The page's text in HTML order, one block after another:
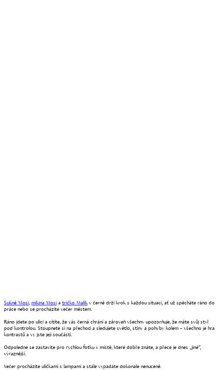
Sukně Mosi, mikina Mosi a tričko Malik v černé drží krok s každou situací, ať už spěcháte ráno do
práce nebo se procházíte večer městem.
Ráno jdete po ulici a cítíte, že vás černá chrání a zároveň všechny upozorňuje, že máte svůj styl
pod kontrolou. Stoupnete si na přechod a sledujete světlo, stíny a pohyby kolem – všechno je hra
kontrastů a vy jste její součástí.
Odpoledne se zastavíte pro rychlou fotku v místě, které dobře znáte, a přece je dnes „jiné“,
výraznější.
Večer procházíte uličkami s lampami a stále vypadáte dokonale nenuceně.